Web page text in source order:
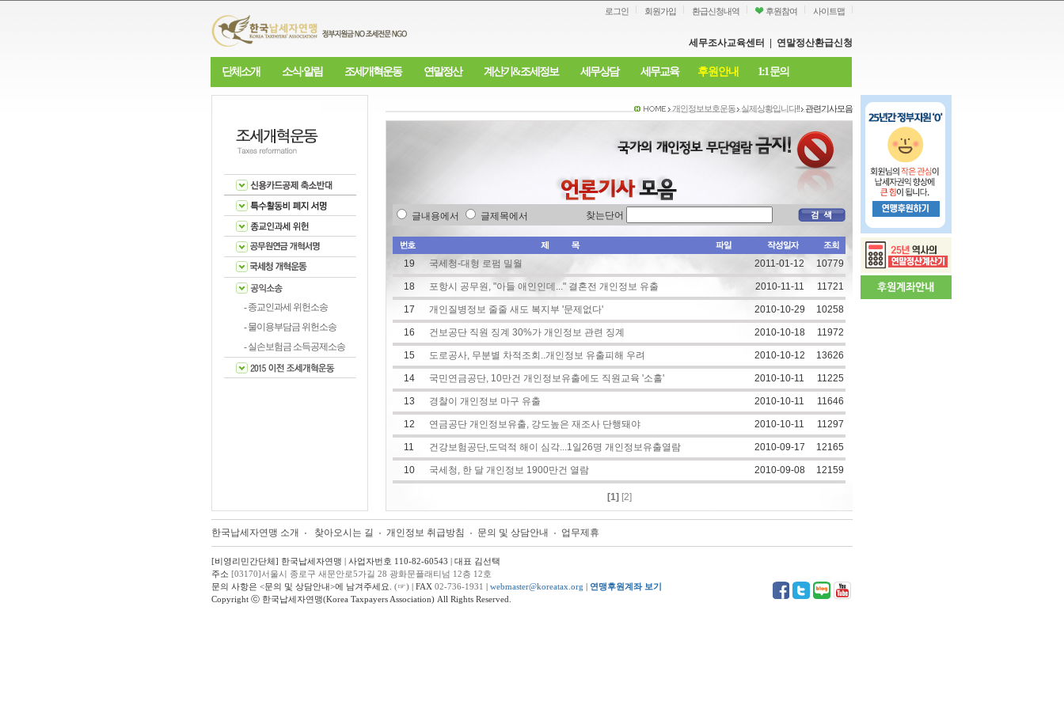
로그인 회원가입 환급신청내역 후원참여 사이트맵
세무조사교육센터 연말정산환급신청
단체소개 소식·알림 조세개혁운동 연말정산 계산기&조세정보 세무상담 세무교육 후원안내 1:1 문의
- 종교인과세 위헌소송
- 물이용부담금 위헌소송
- 실손보험금 소득공제소송
개인정보보호운동 실제상황입니다!! 관련기사모음
글내용에서 글제목에서 찾는단어
19 국세청-대형 로펌 밀월 2011-01-12 10779
18 포항시 공무원, "아들 애인인데..." 결혼전 개인정보 유출 2010-11-11 11721
17 개인질병정보 줄줄 새도 복지부 '문제없다' 2010-10-29 10258
16 건보공단 직원 징계 30%가 개인정보 관련 징계 2010-10-18 11972
15 도로공사, 무분별 차적조회..개인정보 유출피해 우려 2010-10-12 13626
14 국민연금공단, 10만건 개인정보유출에도 직원교육 '소홀' 2010-10-11 11225
13 경찰이 개인정보 마구 유출 2010-10-11 11646
12 연금공단 개인정보유출, 강도높은 재조사 단행돼야 2010-10-11 11297
11 건강보험공단,도덕적 해이 심각...1일26명 개인정보유출열람 2010-09-17 12165
10 국세청, 한 달 개인정보 1900만건 열람 2010-09-08 12159
[1] [2]
한국납세자연맹 소개 찾아오시는 길 개인정보 취급방침 문의 및 상담안내 업무제휴
[비영리민간단체] 한국납세자연맹 | 사업자번호 110-82-60543 | 대표 김선택
주소 [03170]서울시 종로구 새문안로5가길 28 광화문플래티넘 12층 12호
문의 사항은 <문의 및 상담안내>에 남겨주세요. (☞) | FAX 02-736-1931 | webmaster@koreatax.org | 연맹후원계좌 보기
Copyright ⓒ 한국납세자연맹(Korea Taxpayers Association) All Rights Reserved.